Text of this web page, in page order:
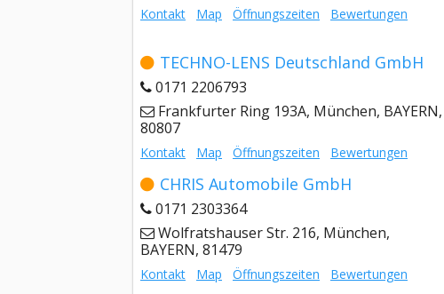
Kontakt Map Öffnungszeiten Bewertungen
TECHNO-LENS Deutschland GmbH
0171 2206793
Frankfurter Ring 193A, München, BAYERN,
80807
Kontakt Map Öffnungszeiten Bewertungen
CHRIS Automobile GmbH
0171 2303364
Wolfratshauser Str. 216, München,
BAYERN, 81479
Kontakt Map Öffnungszeiten Bewertungen